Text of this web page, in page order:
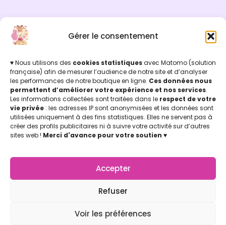
Gérer le consentement
♥ Nous utilisons des cookies statistiquesavec Matomo (solution
française) afin de mesurer l’audience de notre site et d’analyser
les performances de notre boutique en ligne. Ces données nous
permettent d’améliorer votre expérience et nos services.
Les informations collectées sont traitées dans le respect de votre
vie privée : les adresses IP sont anonymisées et les données sont
utilisées uniquement à des fins statistiques. Elles ne servent pas à
créer des profils publicitaires ni à suivre votre activité sur d’autres
sites web ! Merci d'avance pour votre soutien ♥
Accepter
Refuser
Voir les préférences
INFOS LÉGALES
Mentions légales & Politique de confidentialité
Politique de cookies
Conditions Générales de Vente (CGV)
Licence d'utilisation
Concu par Marion Jicoulat avec ♡
Apprentie Girafe ® Marque Déposée
APPRENTIE GIRAFE
La Boutique
Mon compte
Notre Appli Girafe2poche
Retrouvez-nous (de temps en temps) dans vos boites
mail, pour des témoignages d’utilisation de la
Communication Non Violente au quotidien !